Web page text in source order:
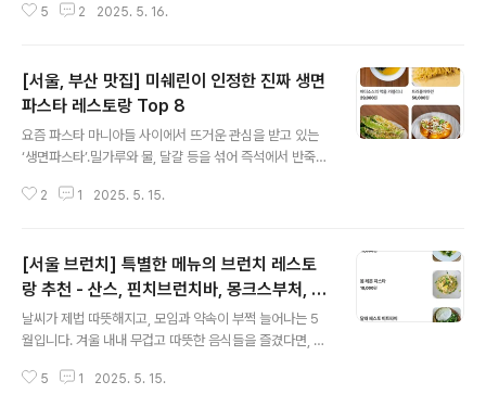
naver.me/5V82uHFj 네이버 지도리스카페 여의도ma
타임, 친구와의 브런치까지 모두 어울리는 공간들이에요.
신촌 @and_coffeebar[네이버 지도]앤드커피바서울 서
대문구 신촌로 57 3층 301호https://naver.me/5OtSq
cIg 네이버 지도앤드커피바map.naver.com맛 • 프렌치
토스트 촉촉하고 덜 달아 호불호 적음 • 하프 사이즈 있어
혼자 먹기 좋음 • 드립커피 깔끔하고 맛있음분위기 • 채광
예쁘고 잔잔한 분위기 • 감성적인 인테리어, 사진 잘 ..
5 2 2025. 5. 16.
[서울, 부산 맛집] 미쉐린이 인정한 진짜 생면
파스타 레스토랑 Top 8
요즘 파스타 마니아들 사이에서 뜨거운 관심을 받고 있는
‘생면파스타’.밀가루와 물, 달걀 등을 섞어 즉석에서 반죽하
다른 식감과 풍미를 자랑합니다.생면파스타란?‘생면’이란
뽑아내기 때문에더 쫀득하고 부드러운 식감, 소스와의 높
은 흡착력, 풍부한 계란 향이 특징입니다.장점 • 입안에서
부드럽게 녹는 듯한 식감 • 소스가 잘 배어 깊은 맛을 냄 •
재료 본연의 맛과 향이 살아있음단점 • 조리 시간이 더 오
래 걸릴 수 있음 • 신선도 유지가 어려워 주로 현장에서만
맛볼 수 있음 • 취향에 따라 다소 흐물거린다고 느낄 수 있
2 1 2025. 5. 15.
[서울 브런치] 특별한 메뉴의 브런치 레스토
랑 추천 - 산스, 핀치브런치바, 몽크스부처, 아
모르나폴리, 칠링미
날씨가 제법 따뜻해지고, 모임과 약속이 부쩍 늘어나는 5
월입니다. 겨울 내내 무겁고 따뜻한 음식들을 즐겼다면, 이
죠. 꼭 다이어트를 하겠다는 건 아니지만, 속이 편안하고 부
5 1 2025. 5. 15.